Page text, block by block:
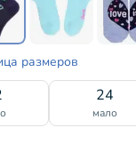
размеров
24
мало